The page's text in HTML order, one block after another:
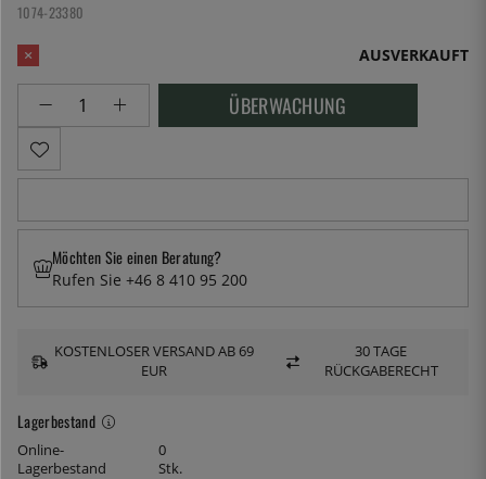
1074-23380
AUSVERKAUFT
ÜBERWACHUNG
Lagerbestand
Online-
Lagerbestand
0
Stk.
Möchten Sie einen Beratung?
Rufen Sie +46 8 410 95 200
KOSTENLOSER VERSAND AB 69
EUR
30 TAGE
RÜCKGABERECHT